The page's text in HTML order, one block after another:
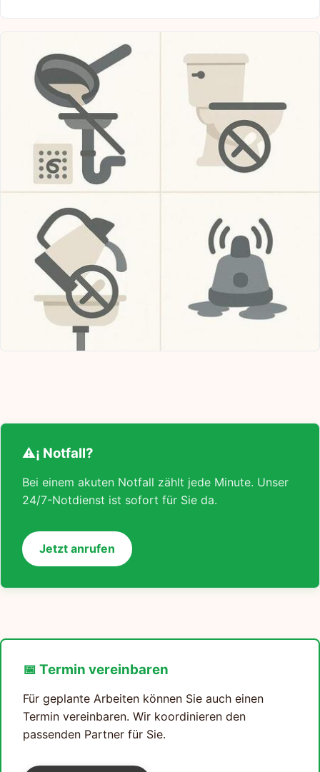
⚠¡ Notfall?
Bei einem akuten Notfall zählt jede Minute. Unser
24/7-Notdienst ist sofort für Sie da.
Jetzt anrufen
📅 Termin vereinbaren
Für geplante Arbeiten können Sie auch einen
Termin vereinbaren. Wir koordinieren den
passenden Partner für Sie.